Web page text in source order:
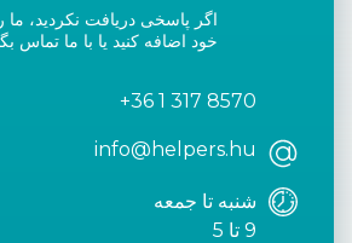
اگر پاسخی دریافت نکردید،
خود اضافه کنید یا با ما تماس
+36 1 317 8570
info@helpers.hu
شنبه تا جمعه
9 تا 5